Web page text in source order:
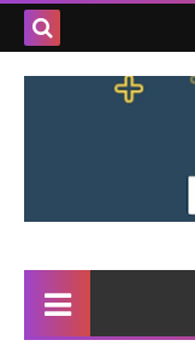
بحث